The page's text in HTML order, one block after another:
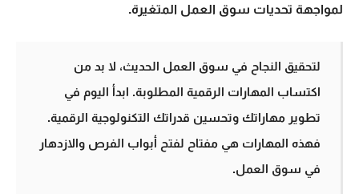
لمواجهة تحديات سوق العمل المتغيرة.
لتحقيق النجاح في سوق العمل الحديث، لا بد من
اكتساب المهارات الرقمية المطلوبة. ابدأ اليوم في
تطوير مهاراتك وتحسين قدراتك التكنولوجية الرقمية.
فهذه المهارات هي مفتاح لفتح أبواب الفرص والازدهار
في سوق العمل.